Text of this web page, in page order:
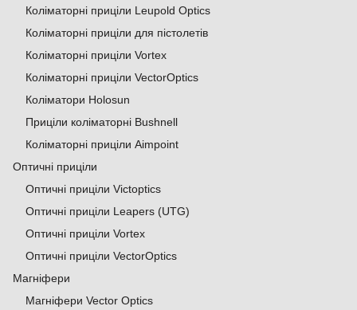
Коліматорні приціли Leupold Optics
Коліматорні приціли для пістолетів
Коліматорні приціли Vortex
Коліматорні приціли VectorOptics
Коліматори Holosun
Приціли коліматорні Bushnell
Коліматорні приціли Aimpoint
Оптичні приціли
Оптичні приціли Victoptics
Оптичні приціли Leapers (UTG)
Оптичні приціли Vortex
Оптичні приціли VectorOptics
Магніфери
Магніфери Vector Optics